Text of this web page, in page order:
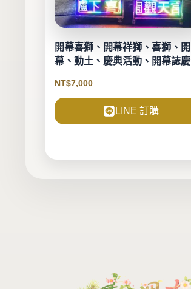
開幕喜獅、開幕祥獅、喜獅、開
幕、動土、慶典活動、開幕誌慶
NT$7,000
LINE 訂購